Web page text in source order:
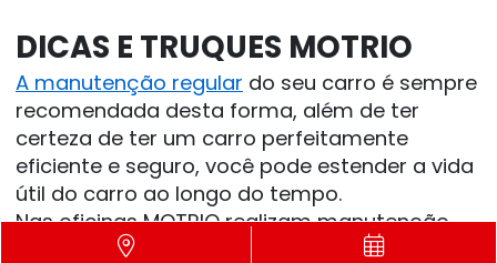
﻿DICAS E TRUQUES MOTRIO
A manutenção regular do seu carro é sempre
recomendada desta forma, além de ter
certeza de ter um carro perfeitamente
eficiente e seguro, você pode estender a vida
útil do carro ao longo do tempo.
Nas oficinas MOTRIO realizam manutenção
em 100% do seu carro. Nas nossas oficinas